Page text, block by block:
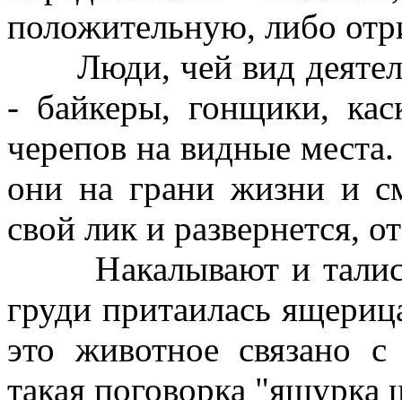
положительную, либо
Люди, чей вид
- байкеры, гонщики,
черепов на видные
они на грани жизни и
свой лик и развернется,
Накалывают и
груди притаилась
это животное связано
такая поговорка "ящурка